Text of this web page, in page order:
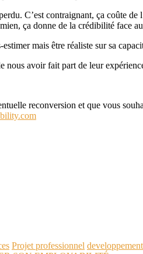
C’est contraignant, ça coûte
ça donne de la crédibilité face
mais être réaliste sur sa
nous avoir fait part de leur
reconversion et que vous
Projet professionnel